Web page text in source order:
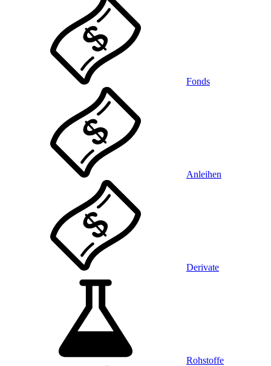
Fonds
Anleihen
Derivate
Rohstoffe